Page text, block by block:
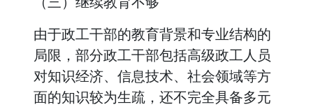
由于政工干部的教育背景和专业结构的
局限，部分政工干部包括高级政工人员
对知识经济、信息技术、社会领域等方
面的知识较为生疏，还不完全具备多元